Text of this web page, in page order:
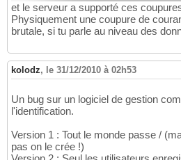
et le serveur a supporté ces
Physiquement une coupure de
brutale, si tu parle au niveau des
kolodz, le 31/12/2010 à 02h53
Un bug sur un logiciel de gestion
l'identification.
Version 1 : Tout le monde passe /
pas on le crée !)